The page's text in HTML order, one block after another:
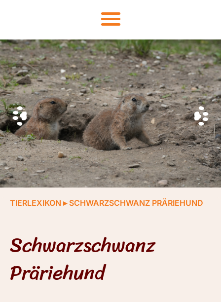
TIERLEXIKON ▸ SCHWARZSCHWANZ PRÄRIEHUND
Schwarzschwanz
Präriehund